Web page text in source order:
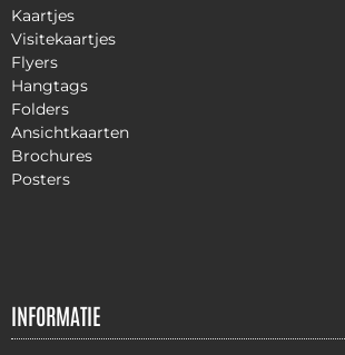
Kaartjes
Visitekaartjes
Flyers
Hangtags
Folders
Ansichtkaarten
Brochures
Posters
INFORMATIE